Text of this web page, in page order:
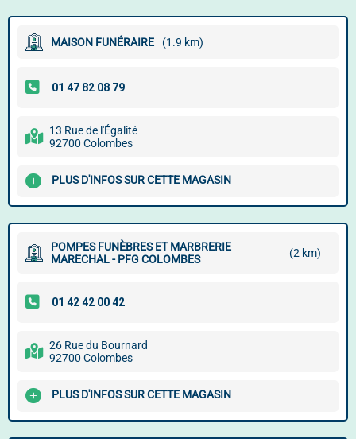
MAISON FUNÉRAIRE (1.9 km)
13 Rue de l'Égalité
92700 Colombes
PLUS D'INFOS SUR CETTE MAGASIN
POMPES FUNÈBRES ET MARBRERIE
MARECHAL - PFG COLOMBES
(2 km)
26 Rue du Bournard
92700 Colombes
PLUS D'INFOS SUR CETTE MAGASIN